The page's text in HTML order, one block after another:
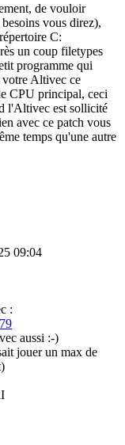
de vouloir
vous direz),
C:
un coup filetypes
programme qui
votre Altivec ce
CPU principal, ceci
l'Altivec est sollicité
avec ce patch vous
temps qu'une autre
09:04
:
aussi :-)
jouer un max de